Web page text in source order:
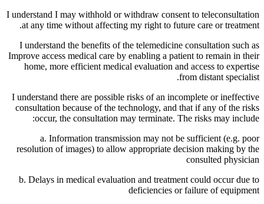
I understand I may withhold or withdraw consent to teleconsultation
at any time without affecting my right to future care or treatment.
I understand the benefits of the telemedicine consultation such as
Improve access medical care by enabling a patient to remain in their
home, more efficient medical evaluation and access to expertise
from distant specialist.
I understand there are possible risks of an incomplete or ineffective
consultation because of the technology, and that if any of the risks
occur, the consultation may terminate. The risks may include:
a. Information transmission may not be sufficient (e.g. poor
resolution of images) to allow appropriate decision making by the
consulted physician
b. Delays in medical evaluation and treatment could occur due to
deficiencies or failure of equipment